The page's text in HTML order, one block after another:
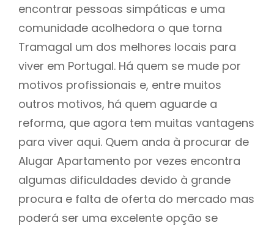
encontrar pessoas simpáticas e uma
comunidade acolhedora o que torna
Tramagal um dos melhores locais para
viver em Portugal. Há quem se mude por
motivos profissionais e, entre muitos
outros motivos, há quem aguarde a
reforma, que agora tem muitas vantagens
para viver aqui. Quem anda à procurar de
Alugar Apartamento por vezes encontra
algumas dificuldades devido à grande
procura e falta de oferta do mercado mas
poderá ser uma excelente opção se